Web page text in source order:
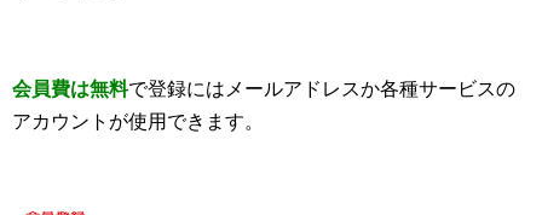
会員費は無料で登録にはメールアドレスか各種サービスの
アカウントが使用できます。